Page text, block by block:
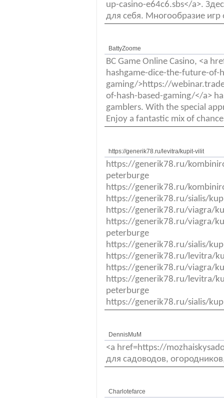
up-casino-e64c6.sbs</a>.
для себя. Многообразие игр
BattyZoome
BC Game Online Casino, <a
hashgame-dice-the-future-of-
gaming/>https://
of-hash-based-gaming/</a>
gamblers. With the special
Enjoy a fantastic mix of
https://generik78.ru/levitra/kupit-vilit
https://generik78.ru/
peterburge
https://generik78.ru/
https://generik78.ru/sialis/
https://generik78.ru/viagra/
https://generik78.ru/viagra/
peterburge
https://generik78.ru/sialis/
https://generik78.ru/levitra/
https://generik78.ru/viagra/
https://generik78.ru/levitra/
peterburge
https://generik78.ru/sialis/
DennisMuM
<a href=https://
для садоводов,
Charlotefarce